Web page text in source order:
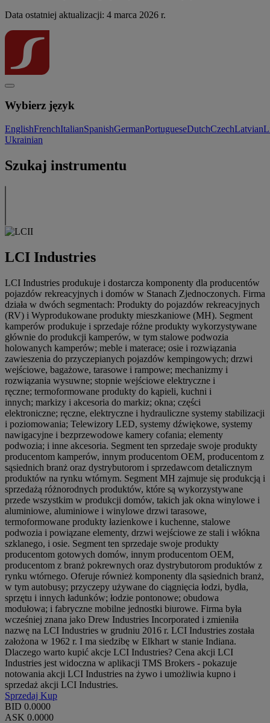
Data ostatniej aktualizacji: 4 marca 2026 r.
Wybierz język
EnglishFrenchItalianSpanishGermanPortugueseDutchCzechLatvian
Ukrainian
Szukaj instrumentu
LCI Industries
LCI Industries produkuje i dostarcza komponenty dla producentów
pojazdów rekreacyjnych i domów w Stanach Zjednoczonych. Firma
działa w dwóch segmentach: Produkty do pojazdów rekreacyjnych
(RV) i Wyprodukowane produkty mieszkaniowe (MH). Segment
kamperów produkuje i sprzedaje różne produkty wykorzystywane
głównie do produkcji kamperów, w tym stalowe podwozia
holowanych kamperów; meble i materace; osie i rozwiązania
zawieszenia do przyczepianych pojazdów kempingowych; drzwi
wejściowe, bagażowe, tarasowe i rampowe; mechanizmy i
rozwiązania wysuwne; stopnie wejściowe elektryczne i
ręczne; termoformowane produkty do kąpieli, kuchni i
innych; markizy i akcesoria do markiz; okna; części
elektroniczne; ręczne, elektryczne i hydrauliczne systemy stabilizacji
i poziomowania; Telewizory LED, systemy dźwiękowe, systemy
nawigacyjne i bezprzewodowe kamery cofania; elementy
podwozia; i inne akcesoria. Segment ten sprzedaje swoje produkty
producentom kamperów, innym producentom OEM, producentom z
sąsiednich branż oraz dystrybutorom i sprzedawcom detalicznym
produktów na rynku wtórnym. Segment MH zajmuje się produkcją i
sprzedażą różnorodnych produktów, które są wykorzystywane
przede wszystkim w produkcji domów, takich jak okna winylowe i
aluminiowe, aluminiowe i winylowe drzwi tarasowe,
termoformowane produkty łazienkowe i kuchenne, stalowe
podwozia i powiązane elementy, drzwi wejściowe ze stali i włókna
szklanego, i osie. Segment ten sprzedaje swoje produkty
producentom gotowych domów, innym producentom OEM,
producentom z branż pokrewnych oraz dystrybutorom produktów z
rynku wtórnego. Oferuje również komponenty dla sąsiednich branż,
w tym autobusy; przyczepy używane do ciągnięcia łodzi, bydła,
sprzętu i innych ładunków; łodzie pontonowe; obudowa
modułowa; i fabryczne mobilne jednostki biurowe. Firma była
wcześniej znana jako Drew Industries Incorporated i zmieniła
nazwę na LCI Industries w grudniu 2016 r. LCI Industries została
założona w 1962 r. I ma siedzibę w Elkhart w stanie Indiana.
Dlaczego warto kupić akcje LCI Industries? Cena akcji LCI
Industries jest widoczna w aplikacji TMS Brokers - pokazuje
notowania akcji LCI Industries na żywo i umożliwia kupno i
sprzedaż akcji LCI Industries.
Sprzedaj Kup
BID 0.0000
ASK 0.0000